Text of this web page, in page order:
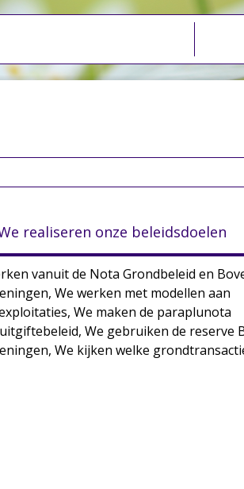
realiseren onze beleidsdoelen
vanuit de Nota Grondbeleid en
We werken met modellen aan
We maken de paraplunota
We gebruiken de reserve
We kijken welke